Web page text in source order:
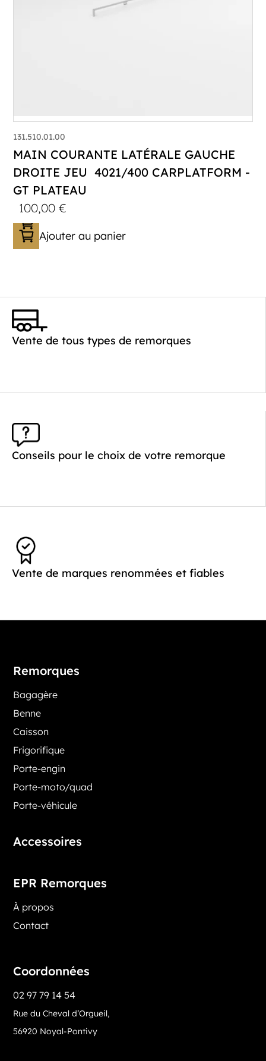
131.510.01.00
MAIN COURANTE LATÉRALE GAUCHE
DROITE JEU 4021/400 CARPLATFORM -
GT PLATEAU
100,00€
Ajouter au panier
Vente de tous types de remorques
Conseils pour le choix de votre remorque
Vente de marques renommées et fiables
Remorques
Bagagère
Benne
Caisson
Frigorifique
Porte-engin
Porte-moto/quad
Porte-véhicule
Accessoires
EPR Remorques
À propos
Contact
Coordonnées
02 97 79 14 54
Rue du Cheval d’Orgueil,
56920 Noyal-Pontivy